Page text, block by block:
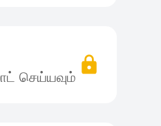
செய்யவும்